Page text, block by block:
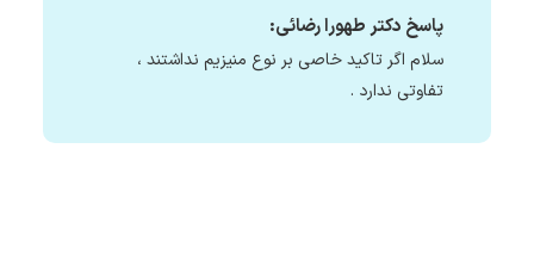
پاسخ دکتر طهورا رضائی:
سلام اگر تاکید خاصی بر نوع منیزیم نداشتند ،
تفاوتی ندارد .